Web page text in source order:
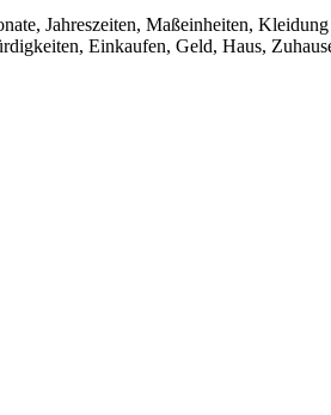
Jahreszeiten, Maßeinheiten,
Einkaufen, Geld, Haus,